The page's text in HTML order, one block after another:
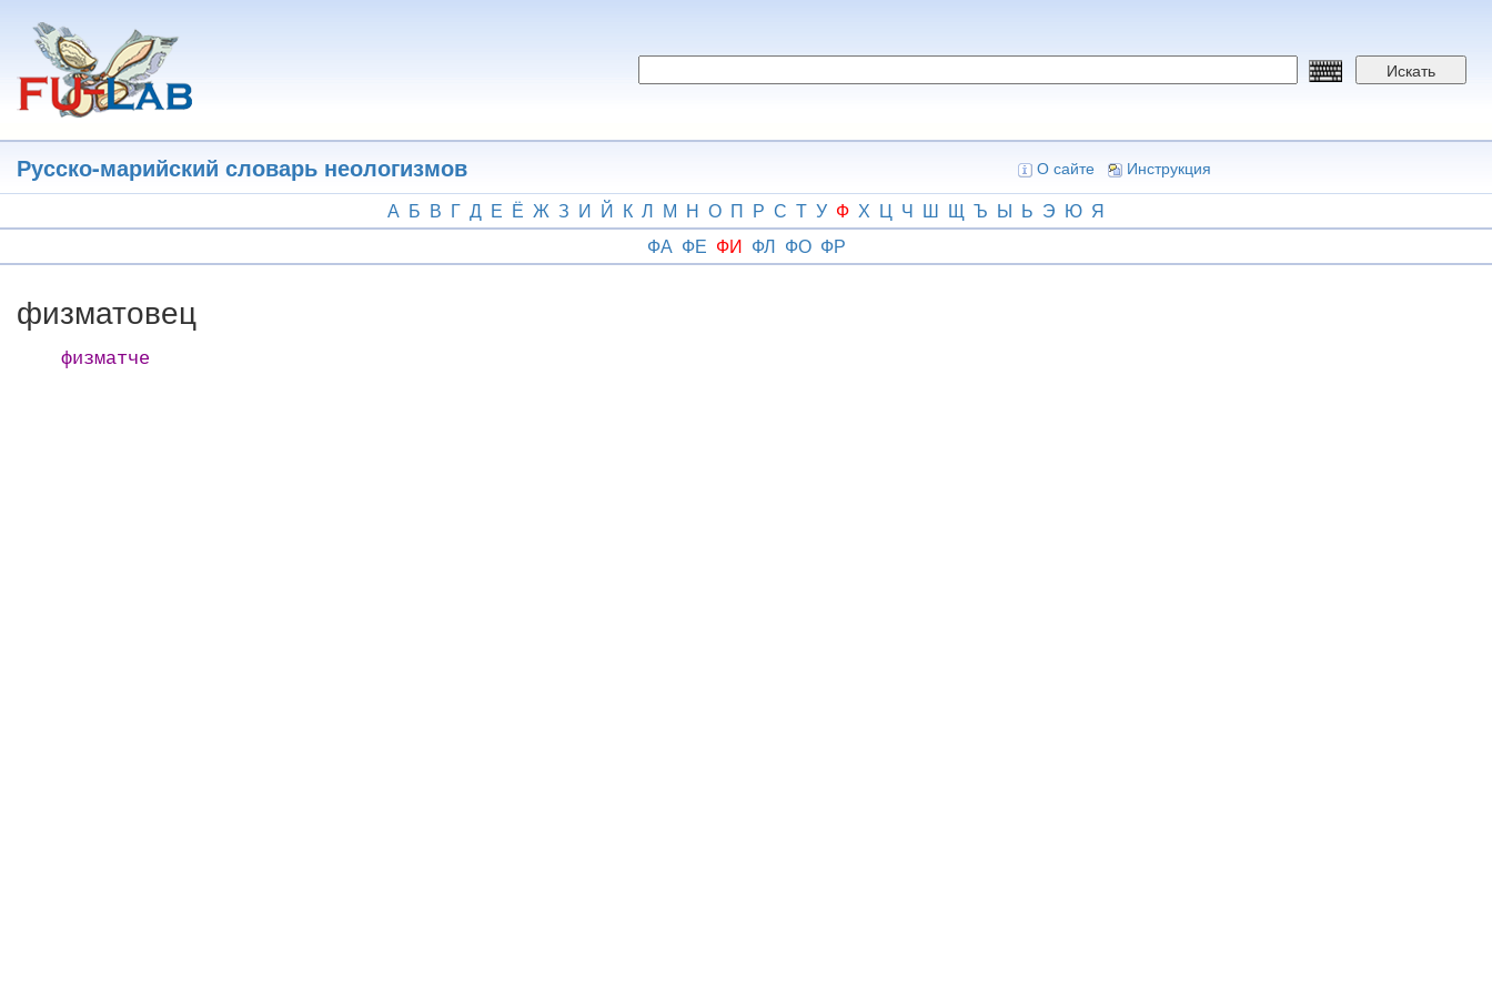
основному
содержанию
Искать
Русско-марийский словарь неологизмов О сайте Инструкция
А Б В Г Д Е Ё Ж З И Й К Л М Н О П Р С Т У Ф Х Ц Ч Ш Щ Ъ Ы Ь Э Ю Я
ФА ФЕ ФИ ФЛ ФО ФР
физматовец
физматче